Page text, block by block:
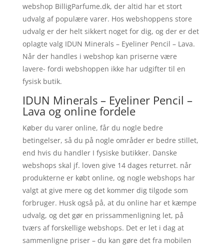
webshop BilligParfume.dk, der altid har et stort
udvalg af populære varer. Hos webshoppens store
udvalg er der helt sikkert noget for dig, og der er det
oplagte valg IDUN Minerals – Eyeliner Pencil – Lava.
Når der handles i webshop kan priserne være
lavere- fordi webshoppen ikke har udgifter til en
fysisk butik.
IDUN Minerals – Eyeliner Pencil –
Lava og online fordele
Køber du varer online, får du nogle bedre
betingelser, så du på nogle områder er bedre stillet,
end hvis du handler I fysiske butikker. Danske
webshops skal jf. loven give 14 dages returret. når
produkterne er købt online, og nogle webshops har
valgt at give mere og det kommer dig tilgode som
forbruger. Husk også på, at du online har et kæmpe
udvalg, og det gør en prissammenligning let, på
tværs af forskellige webshops. Det er let i dag at
sammenligne priser – du kan gøre det fra mobilen